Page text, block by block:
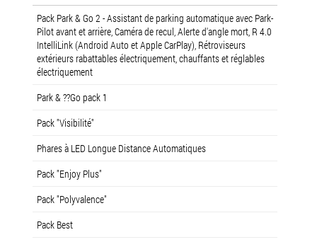
Pack Park & Go 2 - Assistant de parking automatique avec Park-
Pilot avant et arrière, Caméra de recul, Alerte d'angle mort, R 4.0
IntelliLink (Android Auto et Apple CarPlay), Rétroviseurs
extérieurs rabattables électriquement, chauffants et réglables
électriquement
Park & ??Go pack 1
Pack "Visibilité"
Phares à LED Longue Distance Automatiques
Pack "Enjoy Plus"
Pack "Polyvalence"
Pack Best